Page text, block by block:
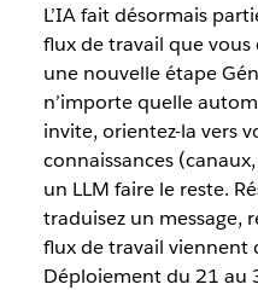
L’IA fait désormais
flux de travail que vous
une nouvelle étape
n’importe quelle
invite, orientez-la vers
connaissances
un LLM faire le reste.
traduisez un message,
flux de travail viennent
Déploiement du 21 au